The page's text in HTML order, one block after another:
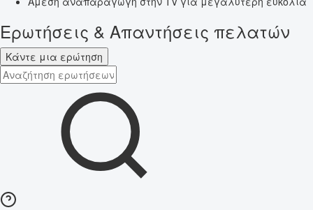
Ερωτήσεις & Απαντήσεις πελατών
Κάντε μια ερώτηση